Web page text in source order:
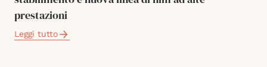
prestazioni
Leggi tutto